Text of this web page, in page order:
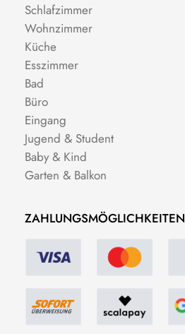
Schlafzimmer
Wohnzimmer
Küche
Esszimmer
Bad
Büro
Eingang
Jugend & Student
Baby & Kind
Garten & Balkon
ZAHLUNGSMÖGLICHKEITEN